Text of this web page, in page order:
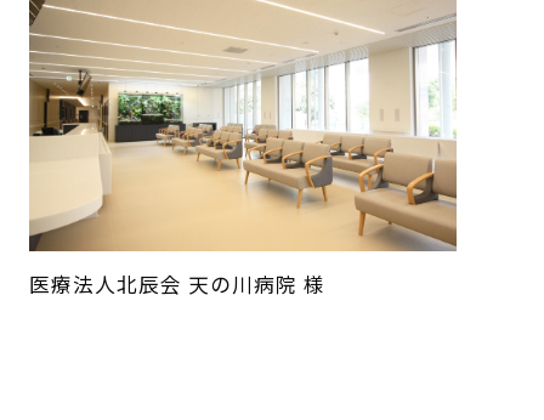
医療法人北辰会 天の川病院 様